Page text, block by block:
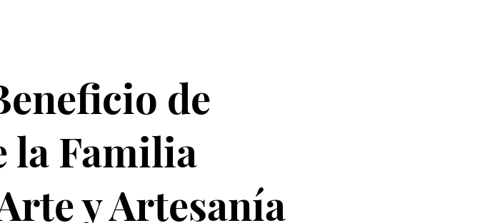
de
la Familia
y Artesanía